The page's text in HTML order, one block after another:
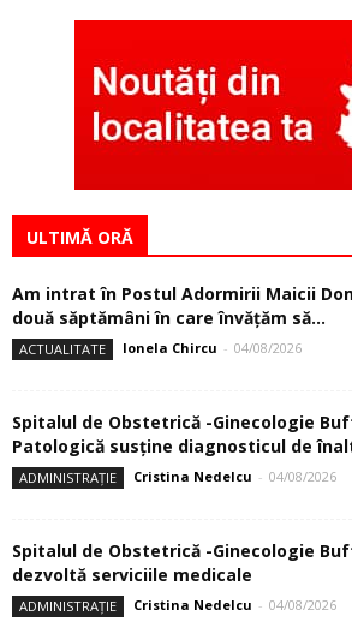
ULTIMĂ ORĂ
Am intrat în Postul Adormirii Maicii
două săptămâni în care învăţăm să...
ACTUALITATE Ionela Chircu - 04/08/2026
Spitalul de Obstetrică -Ginecologie
Patologică susţine diagnosticul de
ADMINISTRAȚIE Cristina Nedelcu - 04/08/2026
Spitalul de Obstetrică -Ginecologie
dezvoltă serviciile medicale
ADMINISTRAȚIE Cristina Nedelcu - 04/08/2026